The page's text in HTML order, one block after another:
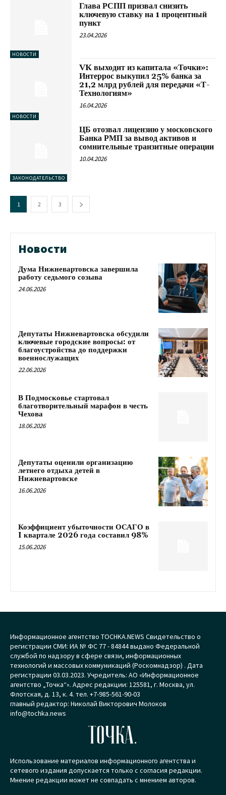
НОВОСТИ
Глава РСПП призвал снизить
ключевую ставку на 1 процентный
пункт
23.04.2026
НОВОСТИ
VK выходит из капитала «Точки»:
Интеррос выкупил 25% банка за
21,2 млрд рублей для передачи «Т-
Технологиям»
16.04.2026
ЗАКОНОДАТЕЛЬСТВО
ЦБ отозвал лицензию у московского
Банка РМП за вывод активов и
сомнительные транзитные операции
10.04.2026
1 2 3
Новости
Дума Нижневартовска завершила
работу седьмого созыва
24.06.2026
Депутаты Нижневартовска обсудили
ключевые городские вопросы: от
благоустройства до поддержки
военнослужащих
22.06.2026
В Подмосковье стартовал
благотворительный марафон в честь
Чехова
18.06.2026
Депутаты оценили организацию
летнего отдыха детей в
Нижневартовске
16.06.2026
Коэффициент убыточности ОСАГО в
I квартале 2026 года составил 98%
15.06.2026
Информационное агентство TOCHKA.NEWS Свидетельство о
регистрации СМИ: ИА № ФС 77 - 84844 выдано Федеральной
службой по надзору в сфере связи, информационных
технологий и массовых коммуникаций (Роскомнадзор) . Дата
регистрации 03.03.2023. Учредитель: АО «Информационное
агентство „Точка“». Адрес редакции: 125581, г. Москва, ул.
Флотская, д. 13, к. 4. тел. +7-985-561-90-03
главный редактор: Николай Викторович Молоков
info@tochka.news
ТОЧКА.
Использование материалов информационного агентства и
сетевого издания допускается только с согласия редакции.
Мнение редакции может не совпадать с мнением авторов.